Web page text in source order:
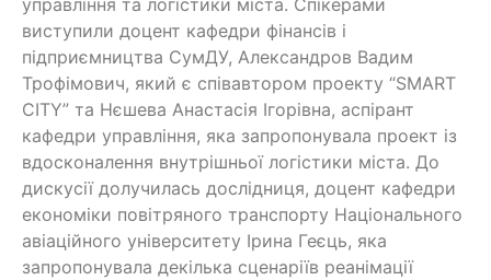
управління та логістики міста. Спікерами
виступили доцент кафедри фінансів і
підприємництва СумДУ, Александров Вадим
Трофімович, який є співавтором проекту “SMART
CITY” та Нєшева Анастасія Ігорівна, аспірант
кафедри управління, яка запропонувала проект із
вдосконалення внутрішньої логістики міста. До
дискусії долучилась дослідниця, доцент кафедри
економіки повітряного транспорту Національного
авіаційного університету Ірина Геєць, яка
запропонувала декілька сценаріїв реанімації